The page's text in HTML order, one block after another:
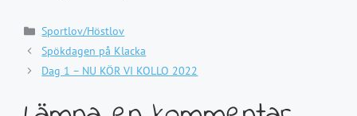
Kategorier
Sportlov/Höstlov
Spökdagen på Klacka
Dag 1 – NU KÖR VI KOLLO 2022